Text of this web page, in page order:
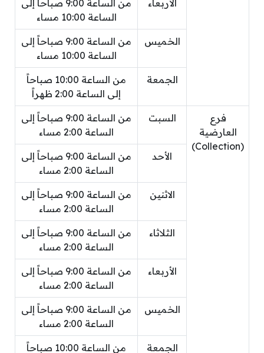
الأربعاء
من الساعة 9:00 صباحاً إلى
الساعة 10:00 مساء
الخميس
من الساعة 9:00 صباحاً إلى
الساعة 10:00 مساء
الجمعة
من الساعة 10:00 صباحاً
إلى الساعة 2:00 ظهراً
فرع
العارضية
(Collection)
السبت
من الساعة 9:00 صباحاً إلى
الساعة 2:00 مساء
الأحد
من الساعة 9:00 صباحاً إلى
الساعة 2:00 مساء
الاثنين
من الساعة 9:00 صباحاً إلى
الساعة 2:00 مساء
الثلاثاء
من الساعة 9:00 صباحاً إلى
الساعة 2:00 مساء
الأربعاء
من الساعة 9:00 صباحاً إلى
الساعة 2:00 مساء
الخميس
من الساعة 9:00 صباحاً إلى
الساعة 2:00 مساء
الجمعة من الساعة 10:00 صباحاً